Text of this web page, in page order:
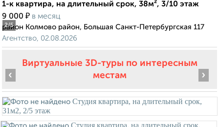
2/5
1-к квартира, на длительный срок, 38м², 3/10 этаж
9 000 ₽ в месяц
район Колмово район, Большая Санкт-Петербургская 117
Агентство, 02.08.2026
Виртуальные 3D-туры по интересным
местам
‹ ›